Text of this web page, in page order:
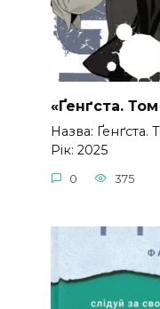
«Ґенґста.
Назва:
Рік: 2025
0 375